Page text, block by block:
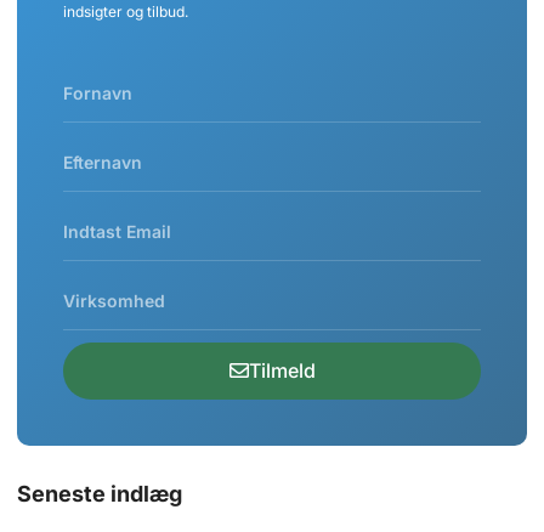
indsigter og tilbud.
Tilmeld
Seneste indlæg